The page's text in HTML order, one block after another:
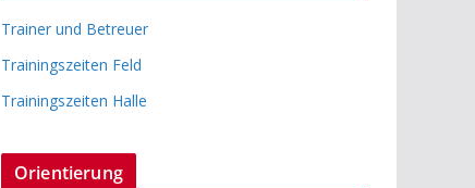
Trainer und Betreuer
Trainingszeiten Feld
Trainingszeiten Halle
Orientierung